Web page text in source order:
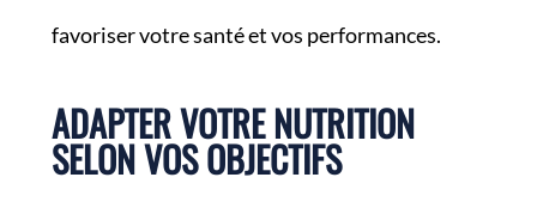
favoriser votre santé et vos performances.
ADAPTER VOTRE NUTRITION
SELON VOS OBJECTIFS